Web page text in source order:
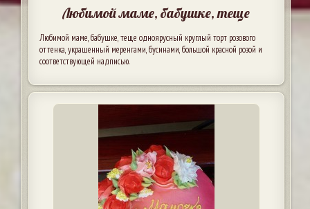
Любимой маме, бабушке, теще
Любимой маме, бабушке, теще одноярусный круглый торт розового
оттенка, украшенный меренгами, бусинами, большой красной розой и
соответствующей надписью.